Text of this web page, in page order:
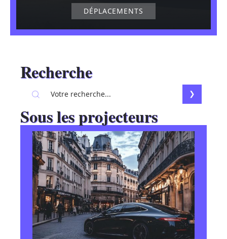
DÉPLACEMENTS
Recherche
Sous les projecteurs